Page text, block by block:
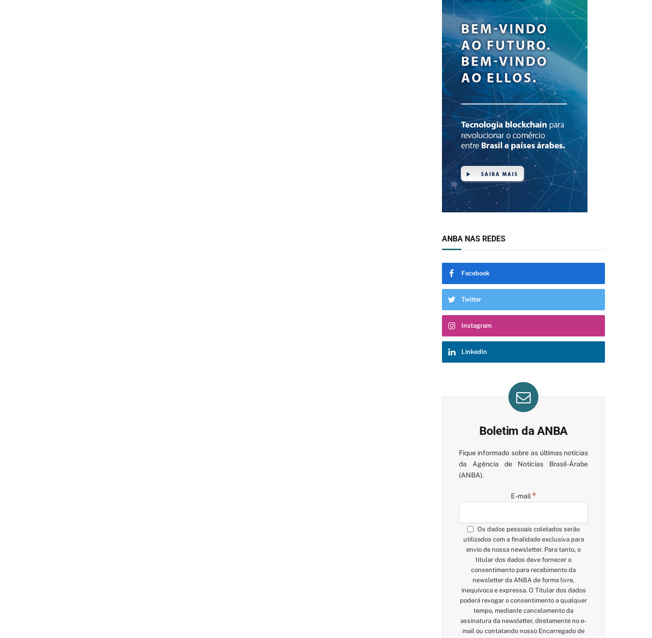
ANBA NAS REDES
Facebook
Twitter
Instagram
LinkedIn
Boletim da ANBA
Fique informado sobre as últimas notícias
da Agência de Notícias Brasil-Árabe
(ANBA).
E-mail *
Os dados pessoais coletados serão
utilizados com a finalidade exclusiva para
envio de nossa newsletter. Para tanto, o
titular dos dados deve fornecer o
consentimento para recebimento da
newsletter da ANBA de forma livre,
inequívoca e expressa. O Titular dos dados
poderá revogar o consentimento a qualquer
tempo, mediante cancelamento da
assinatura da newsletter, diretamente no e-
mail ou contatando nosso Encarregado de